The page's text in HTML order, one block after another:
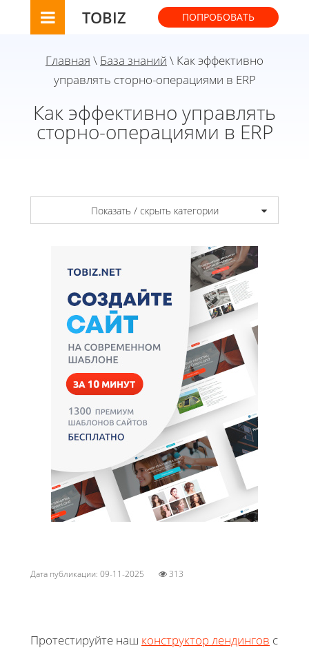
TOBIZ ПОПРОБОВАТЬ
Главная \ База знаний \ Как эффективно
управлять сторно-операциями в ERP
Как эффективно управлять
сторно-операциями в ERP
Показать / скрыть категории
Дата публикации: 09-11-2025 313
Протестируйте наш конструктор лендингов с